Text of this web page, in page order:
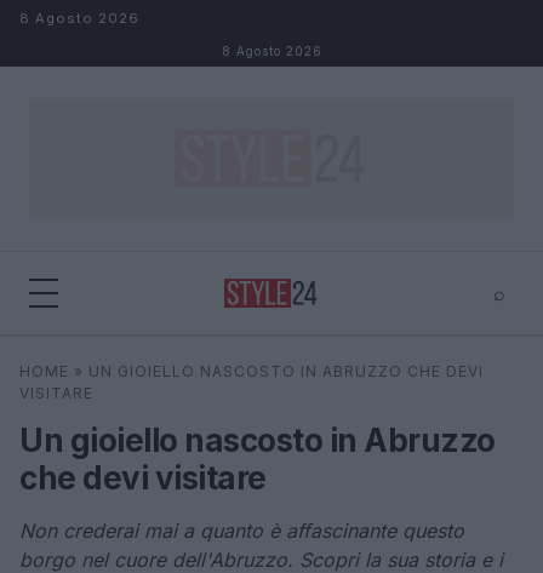
Salta al contenuto
8 Agosto 2026
8 Agosto 2026
⌕
Cerca ⌕
HOME » UN GIOIELLO NASCOSTO IN ABRUZZO CHE DEVI
VISITARE
Un gioiello nascosto in Abruzzo
che devi visitare
Non crederai mai a quanto è affascinante questo
borgo nel cuore dell'Abruzzo. Scopri la sua storia e i